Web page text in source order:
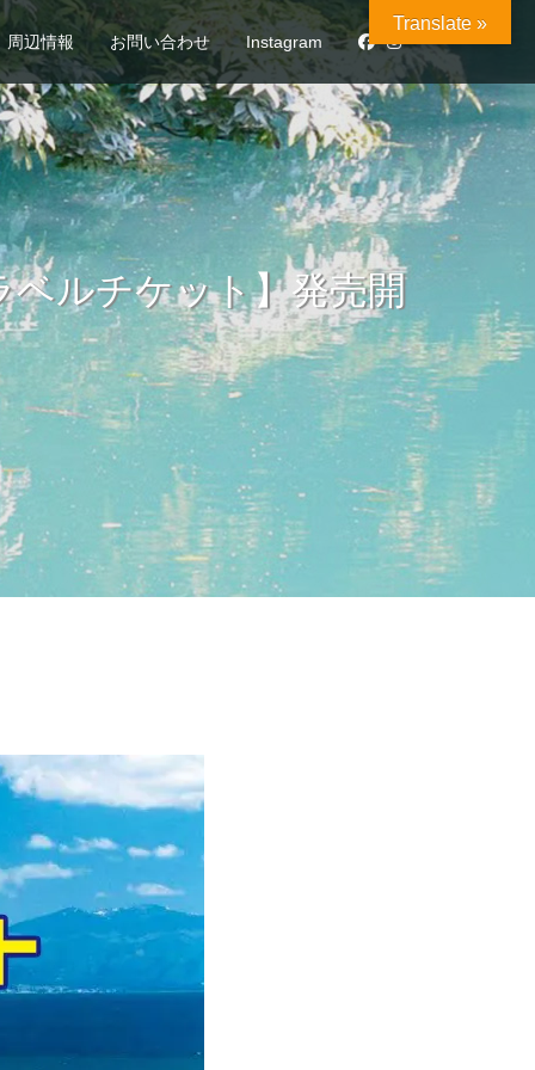
周辺情報 お問い合わせ Instagram
ベルチケット】発売開
Translate »